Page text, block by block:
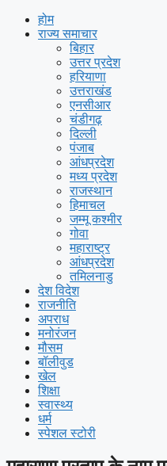
होम
राज्य समाचार
बिहार
उत्तर प्रदेश
हरियाणा
उत्तराखंड
एनसीआर
चंडीगढ़
दिल्ली
पंजाब
आंधप्रदेश
मध्य प्रदेश
राजस्थान
हिमाचल
जम्मू कश्मीर
गोवा
महाराष्ट्र
आंधप्रदेश
तमिलनाडु
देश विदेश
राजनीति
अपराध
मनोरंजन
मौसम
बॉलीवुड
खेल
शिक्षा
स्वास्थ्य
धर्म
स्पेशल स्टोरी